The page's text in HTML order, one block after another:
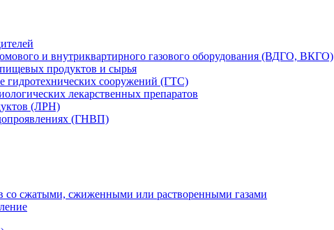
и внутриквартирного газового оборудования (ВДГО, ВКГО)
продуктов и сырья
гидротехнических сооружений (ГТС)
лекарственных препаратов
(ЛРН)
(ГНВП)
со сжатыми, сжиженными или растворенными газами